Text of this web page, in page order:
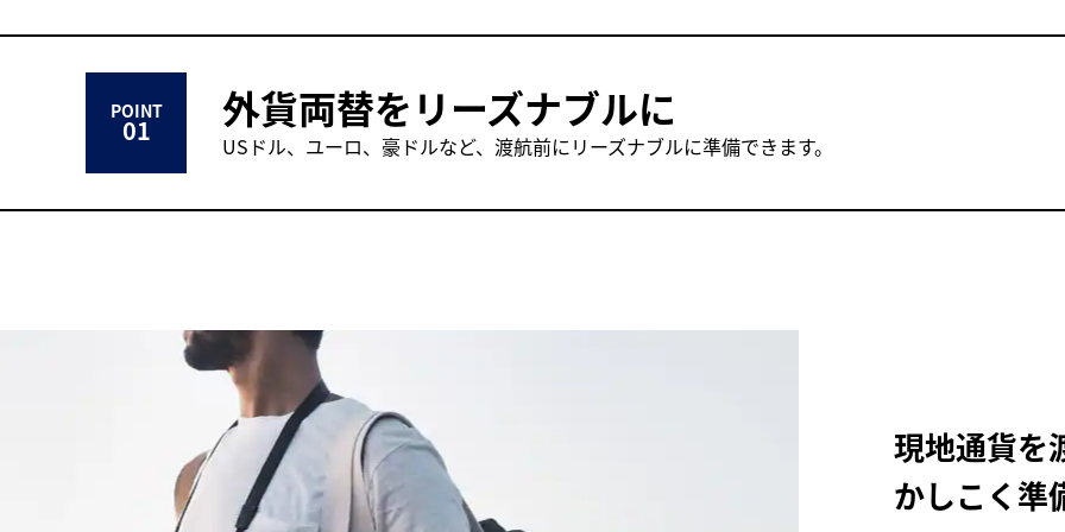
i
d
POINT
01 外貨両替をリーズナブルに
USドル、ユーロ、豪ドルなど、渡航前にリーズナブルに準備できます。
現地通貨を
かしこく準